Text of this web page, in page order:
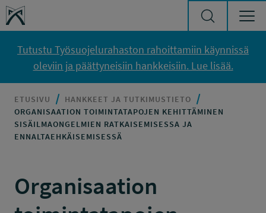
Siirry sisältöön
Työsuojelurahasto
Tutustu Työsuojelurahaston rahoittamiin käynnissä
oleviin ja päättyneisiin hankkeisiin. Lue lisää.
ETUSIVU
HANKKEET JA TUTKIMUSTIETO
ORGANISAATION TOIMINTATAPOJEN KEHITTÄMINEN
SISÄILMAONGELMIEN RATKAISEMISESSA JA
ENNALTAEHKÄISEMISESSÄ
Organisaation